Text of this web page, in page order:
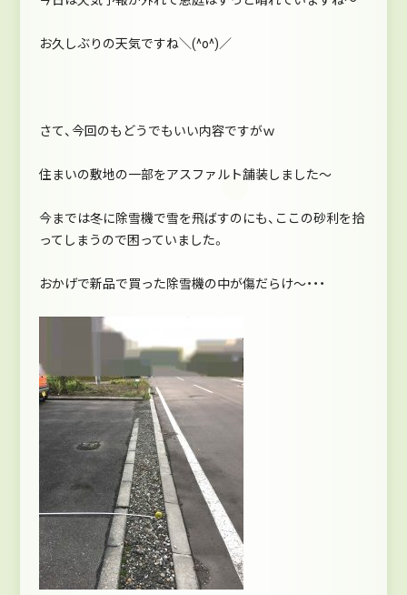
お久しぶりの天気ですね＼(^o^)／
さて、今回のもどうでもいい内容ですがｗ
住まいの敷地の一部をアスファルト舗装しました～
今までは冬に除雪機で雪を飛ばすのにも、ここの砂利を拾
ってしまうので困っていました。
おかげで新品で買った除雪機の中が傷だらけ～・・・